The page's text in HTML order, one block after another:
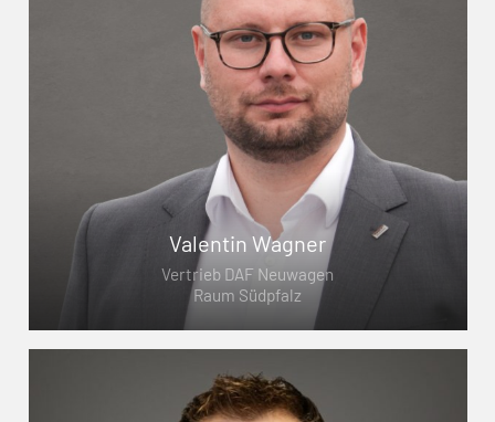
Valentin Wagner
Vertrieb DAF Neuwagen
Raum Südpfalz